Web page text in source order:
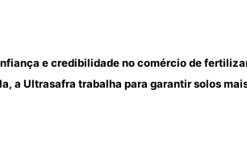
e credibilidade no comércio de
Ultrasafra trabalha para garantir solos